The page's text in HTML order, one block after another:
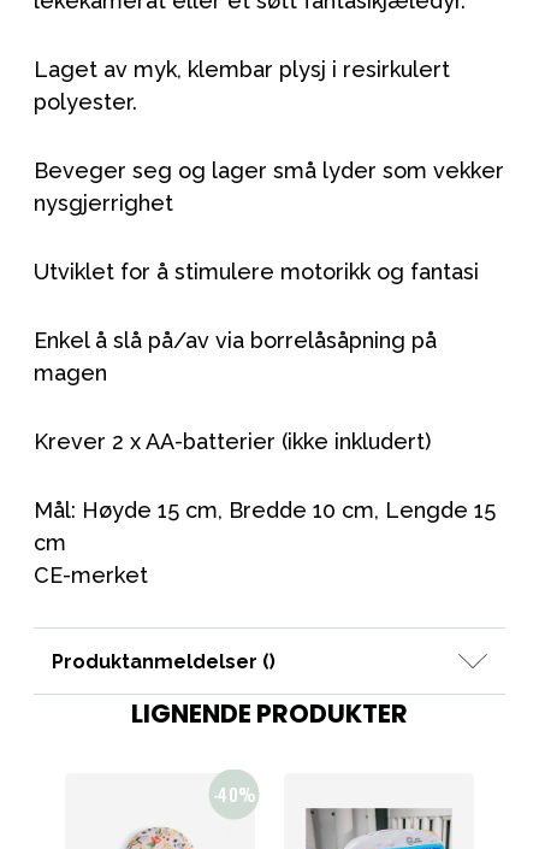
Laget av myk, klembar plysj i resirkulert
polyester.
Beveger seg og lager små lyder som vekker
nysgjerrighet
Utviklet for å stimulere motorikk og fantasi
Enkel å slå på/av via borrelåsåpning på
magen
Krever 2 x AA-batterier (ikke inkludert)
Mål: Høyde 15 cm, Bredde 10 cm, Lengde 15
cm
CE-merket
Produktanmeldelser ()
LIGNENDE PRODUKTER